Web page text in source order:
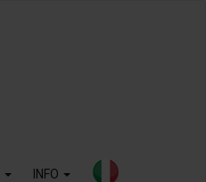
INFO